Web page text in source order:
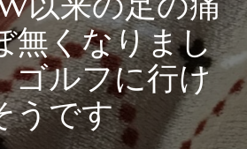
無くなりまし
ゴルフに行け
うです